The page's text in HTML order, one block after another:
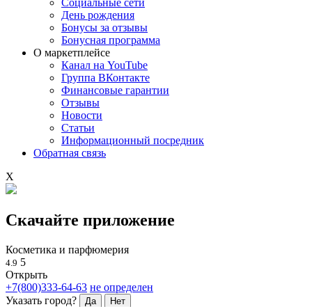
Социальные сети
День рождения
Бонусы за отзывы
Бонусная программа
О маркетплейсе
Канал на YouTube
Группа ВКонтакте
Финансовые гарантии
Отзывы
Новости
Статьи
Информационный посредник
Обратная связь
X
Скачайте приложение
Косметика и парфюмерия
4.9 5
Открыть
+7(800)333-64-63 не определен
Указать город?
Да Нет